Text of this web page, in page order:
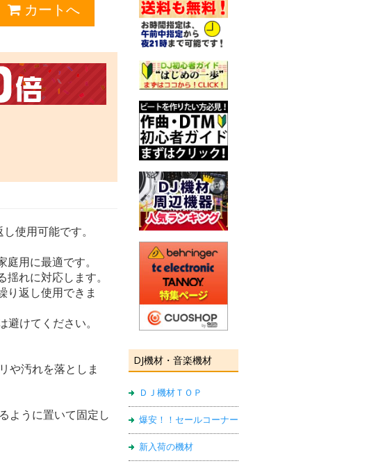
DJ機材・音楽機材
ＤＪ機材ＴＯＰ
爆安！！セールコーナー
新入荷の機材
使用可能です。
用に最適です。
れに対応します。
り返し使用できま
けてください。
や汚れを落としま
ように置いて固定し